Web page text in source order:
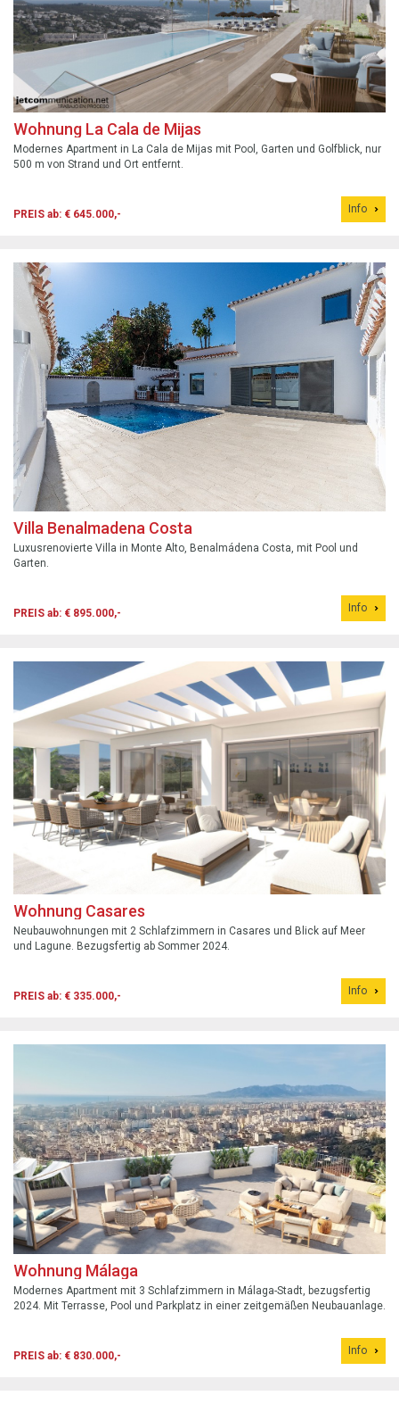
Wohnung La Cala de Mijas
Modernes Apartment in La Cala de Mijas mit Pool, Garten und Golfblick, nur
500 m von Strand und Ort entfernt.
PREIS ab: € 645.000,- Info
Villa Benalmadena Costa
Luxusrenovierte Villa in Monte Alto, Benalmádena Costa, mit Pool und
Garten.
PREIS ab: € 895.000,- Info
Wohnung Casares
Neubauwohnungen mit 2 Schlafzimmern in Casares und Blick auf Meer
und Lagune. Bezugsfertig ab Sommer 2024.
PREIS ab: € 335.000,- Info
Wohnung Málaga
Modernes Apartment mit 3 Schlafzimmern in Málaga-Stadt, bezugsfertig
2024. Mit Terrasse, Pool und Parkplatz in einer zeitgemäßen Neubauanlage.
PREIS ab: € 830.000,- Info